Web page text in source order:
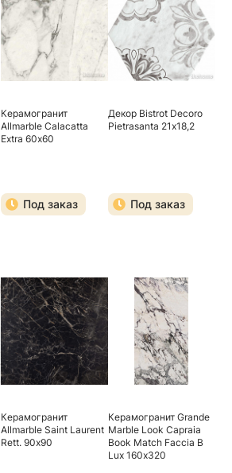
Керамогранит
Allmarble Calacatta
Extra 60х60
Под заказ
Декор Bistrot Decoro
Pietrasanta 21х18,2
Под заказ
Керамогранит
Allmarble Saint Laurent
Rett. 90х90
Керамогранит Grande
Marble Look Capraia
Book Match Faccia B
Lux 160х320